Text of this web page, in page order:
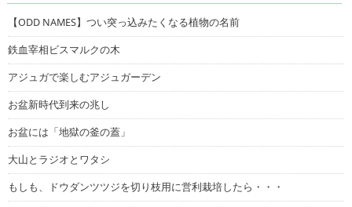
【ODD NAMES】つい突っ込みたくなる植物の名前
鉄血宰相ビスマルクの木
アジュガで楽しむアジュガーデン
お盆新時代到来の兆し
お盆には「地獄の釜の蓋」
大山とラジオとワタシ
もしも、ドウダンツツジを切り枝用に営利栽培したら・・・